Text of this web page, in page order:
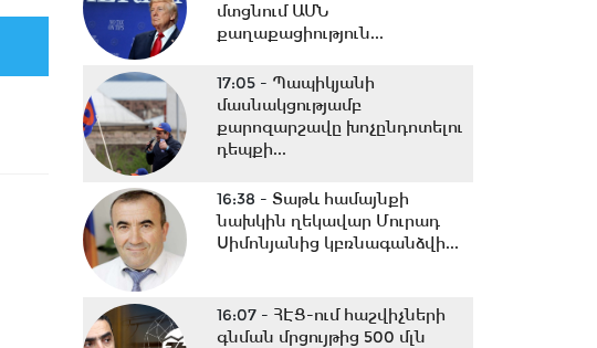
մտցնում ԱՄՆ
քաղաքացիություն...
17:05 - Պապիկյանի
մասնակցությամբ
քարոզարշավը խոչընդոտելու
դեպքի...
16:38 - Տաթև համայնքի
նախկին ղեկավար Մուրադ
Սիմոնյանից կբռնագանձվի...
16:07 - ՀԷՑ-ում հաշվիչների
գնման մրցույթից 500 մլն